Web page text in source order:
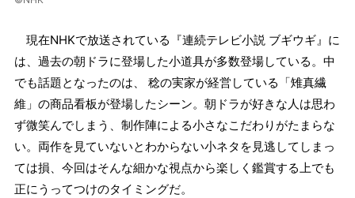
現在NHKで放送されている『連続テレビ小説 ブギウギ』に
は、過去の朝ドラに登場した小道具が多数登場している。中
でも話題となったのは、 稔の実家が経営している「雉真繊
維」の商品看板が登場したシーン。朝ドラが好きな人は思わ
ず微笑んでしまう、制作陣による小さなこだわりがたまらな
い。両作を見ていないとわからない小ネタを見逃してしまっ
ては損、今回はそんな細かな視点から楽しく鑑賞する上でも
正にうってつけのタイミングだ。